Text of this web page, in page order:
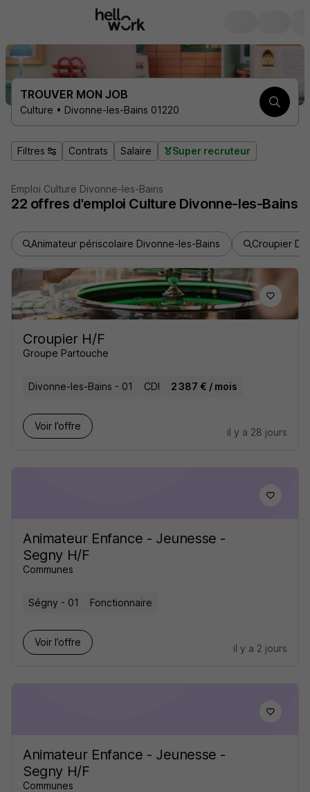
TROUVER MON JOB
Culture • Divonne-les-Bains 01220
Filtres Contrats Salaire Super recruteur
Emploi Culture Divonne-les-Bains
22 offres d'emploi Culture Divonne-les-Bains
Animateur périscolaire Divonne-les-Bains Croupier
Croupier H/F
Groupe Partouche
Divonne-les-Bains - 01 CDI 2 387 € / mois
Voir l’offre
il y a 28 jours
Animateur Enfance - Jeunesse -
Segny H/F
Communes
Ségny - 01 Fonctionnaire
Voir l’offre
il y a 2 jours
Animateur Enfance - Jeunesse -
Segny H/F
Communes